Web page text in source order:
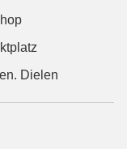
Dielen